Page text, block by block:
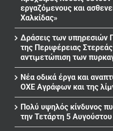
εργαζόμενους και
Χαλκίδας»
Δράσεις των υπηρεσιών
της Περιφέρειας
αντιμετώπιση των
Νέα οδικά έργα και
ΟΧΕ Αγράφων και της
Πολύ υψηλός κίνδυνος
την Τετάρτη 5 Αυγούστου